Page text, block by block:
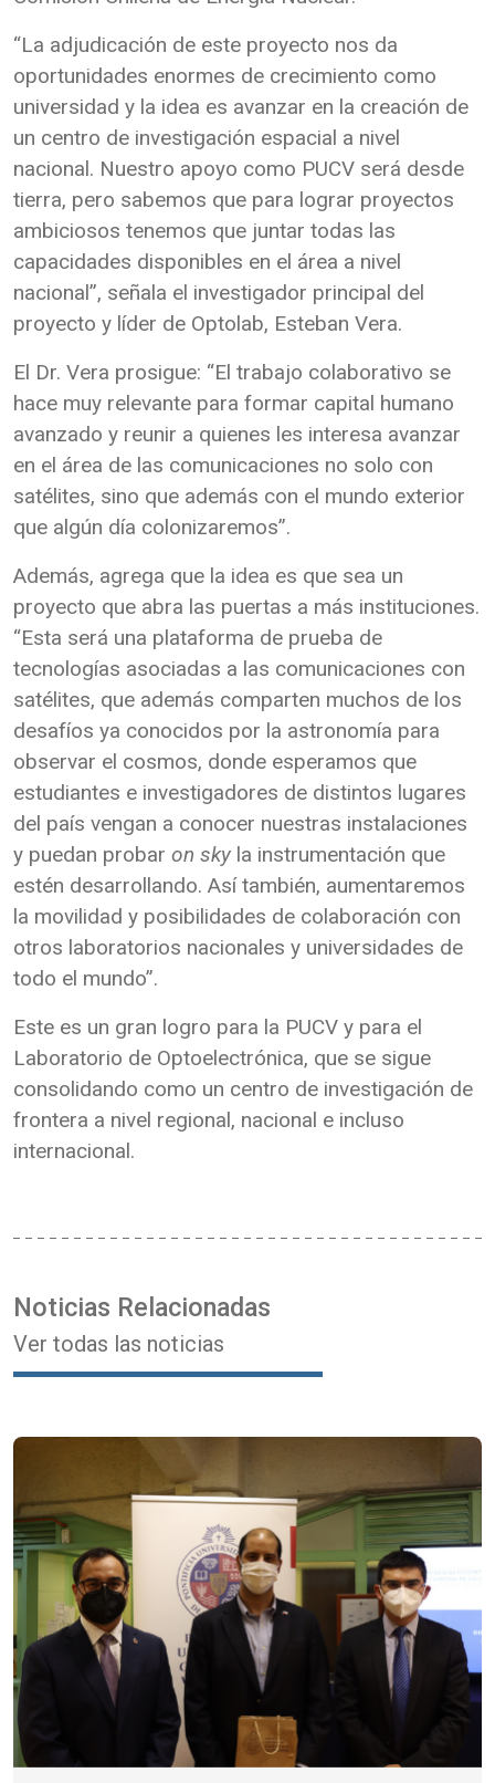
“La adjudicación de este proyecto nos da
oportunidades enormes de crecimiento como
universidad y la idea es avanzar en la creación de
un centro de investigación espacial a nivel
nacional. Nuestro apoyo como PUCV será desde
tierra, pero sabemos que para lograr proyectos
ambiciosos tenemos que juntar todas las
capacidades disponibles en el área a nivel
nacional”, señala el investigador principal del
proyecto y líder de Optolab, Esteban Vera.
El Dr. Vera prosigue: “El trabajo colaborativo se
hace muy relevante para formar capital humano
avanzado y reunir a quienes les interesa avanzar
en el área de las comunicaciones no solo con
satélites, sino que además con el mundo exterior
que algún día colonizaremos”.
Además, agrega que la idea es que sea un
proyecto que abra las puertas a más instituciones.
“Esta será una plataforma de prueba de
tecnologías asociadas a las comunicaciones con
satélites, que además comparten muchos de los
desafíos ya conocidos por la astronomía para
observar el cosmos, donde esperamos que
estudiantes e investigadores de distintos lugares
del país vengan a conocer nuestras instalaciones
y puedan probar on sky la instrumentación que
estén desarrollando. Así también, aumentaremos
la movilidad y posibilidades de colaboración con
otros laboratorios nacionales y universidades de
todo el mundo”.
Este es un gran logro para la PUCV y para el
Laboratorio de Optoelectrónica, que se sigue
consolidando como un centro de investigación de
frontera a nivel regional, nacional e incluso
internacional.
Noticias Relacionadas
Ver todas las noticias